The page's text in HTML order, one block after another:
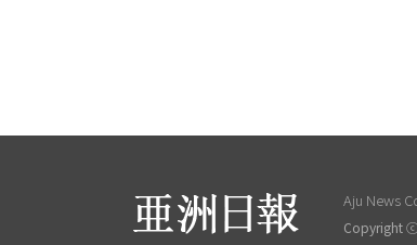
Aju News
Copyright